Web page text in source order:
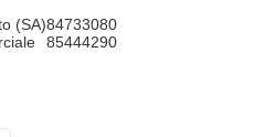
(SA)84733080
85444290